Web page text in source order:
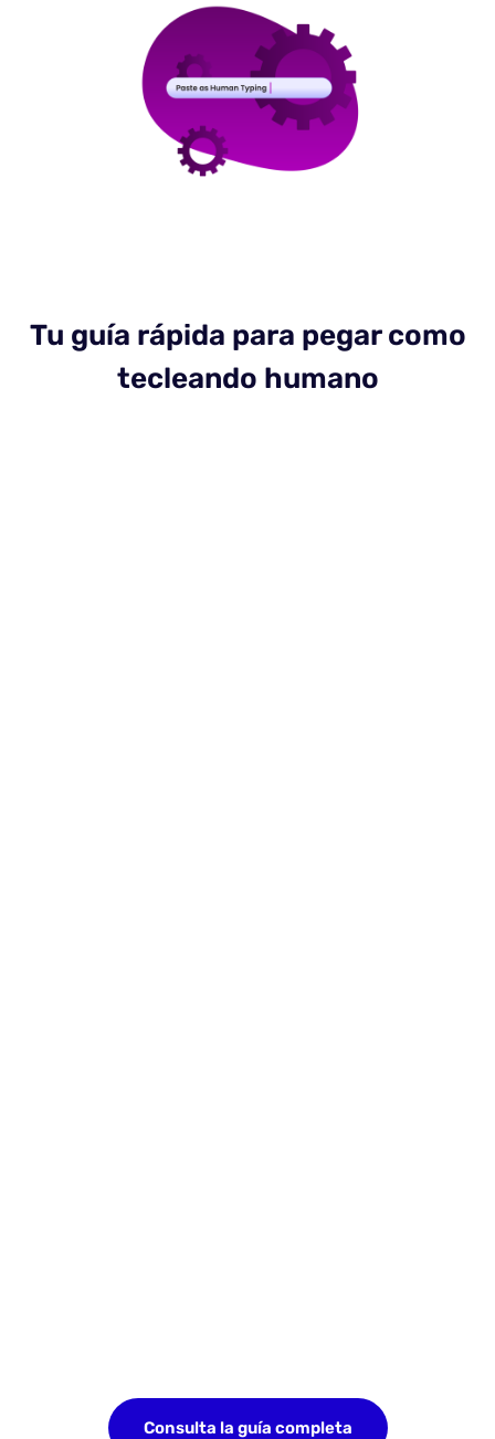
Tu guía rápida para pegar como
tecleando humano
Consulta la guía completa